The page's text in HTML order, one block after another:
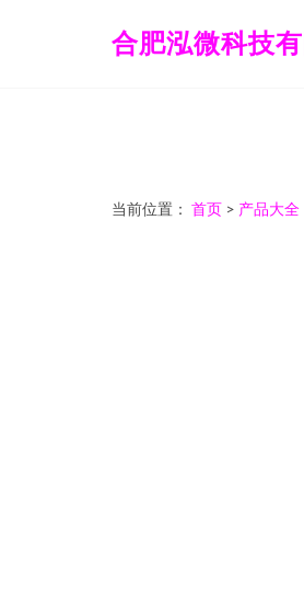
合肥泓微科技
当前位置： 首页 > 产品大全